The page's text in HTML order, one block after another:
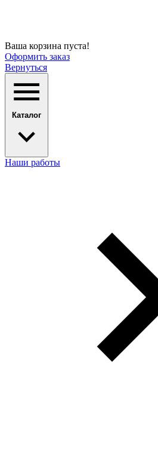
Ваша корзина пуста!
Оформить заказ
Вернуться
Каталог
Наши работы